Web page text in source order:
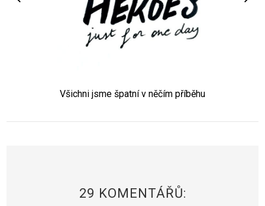
Všichni jsme špatní v něčím příběhu
29 KOMENTÁŘŮ: